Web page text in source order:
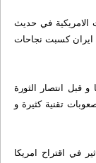
الامريكية في حديث
ايران كسبت نجاحات
قائلا "إن هذا البرنامج بدأ منذ 30 عاما و قبل انتصار الثورة
تقنية كثيرة و
في اقتراح امريكا